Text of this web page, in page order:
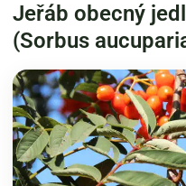
Jeřáb obecný
(Sorbus